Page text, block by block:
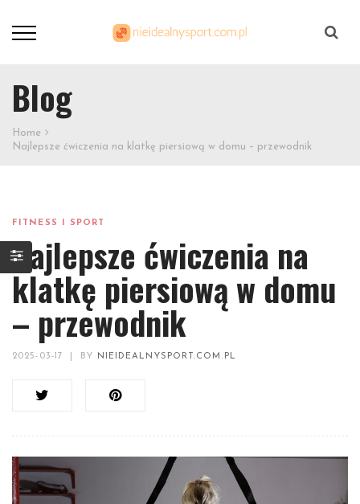
Blog
Home
Najlepsze ćwiczenia na klatkę piersiową w domu – przewodnik
FITNESS I SPORT
Najlepsze ćwiczenia na
klatkę piersiową w domu
– przewodnik
2025-03-17 BY NIEIDEALNYSPORT.COM.PL